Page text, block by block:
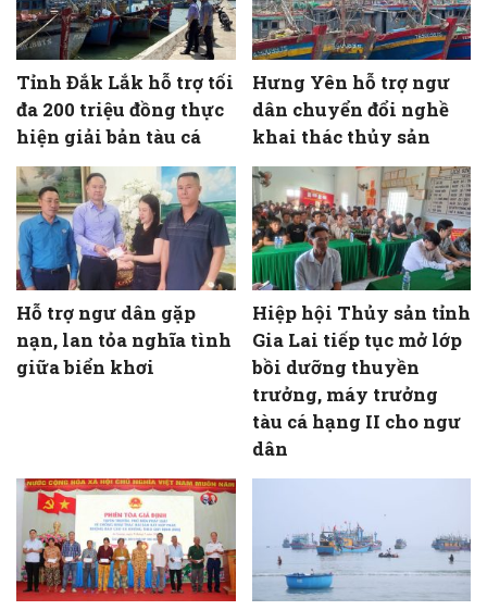
Tỉnh Đắk Lắk hỗ trợ tối
đa 200 triệu đồng thực
hiện giải bản tàu cá
Hưng Yên hỗ trợ ngư
dân chuyển đổi nghề
khai thác thủy sản
Hỗ trợ ngư dân gặp
nạn, lan tỏa nghĩa tình
giữa biển khơi
Hiệp hội Thủy sản tỉnh
Gia Lai tiếp tục mở lớp
bồi dưỡng thuyền
trưởng, máy trưởng
tàu cá hạng II cho ngư
dân